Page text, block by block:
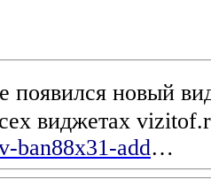
появился новый
виджетах
ban88x31-add…